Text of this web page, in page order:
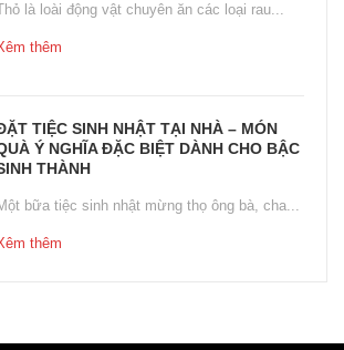
là loài động vật chuyên ăn các loại rau...
thêm
TIỆC SINH NHẬT TẠI NHÀ – MÓN
Ý NGHĨA ĐẶC BIỆT DÀNH CHO BẬC
THÀNH
bữa tiệc sinh nhật mừng thọ ông bà, cha...
thêm